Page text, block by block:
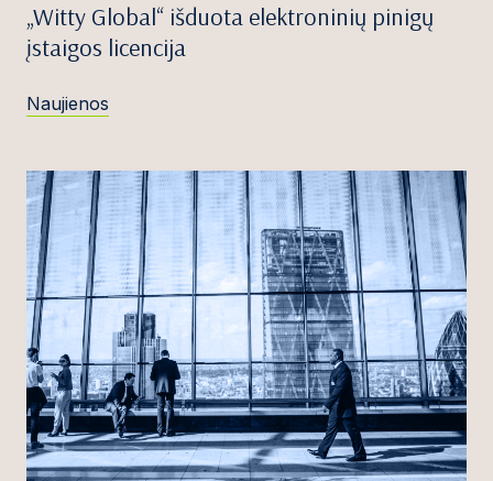
„Witty Global“ išduota elektroninių pinigų
įstaigos licencija
Naujienos